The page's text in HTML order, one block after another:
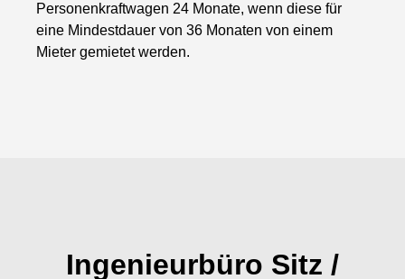
Personenkraftwagen 24 Monate, wenn diese für
eine Mindestdauer von 36 Monaten von einem
Mieter gemietet werden.
Ingenieurbüro Sitz /